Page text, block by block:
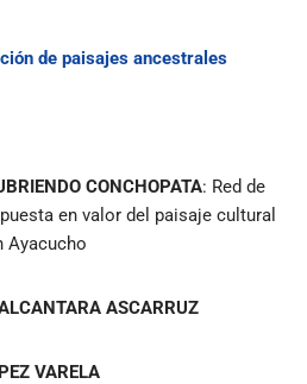
de paisajes ancestrales
CONCHOPATA: Red de
en valor del paisaje cultural
Ayacucho
ASCARRUZ
VARELA